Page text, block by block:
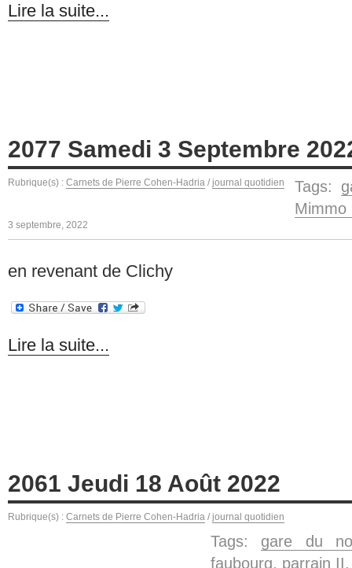
Lire la suite...
2077 Samedi 3 Septembre
Rubrique(s) : Carnets de Pierre Cohen-Hadria / journal quotidien Tags:
Mimmo
3 septembre, 2022
en revenant de Clichy
Lire la suite...
2061 Jeudi 18 Août 2022
Rubrique(s) : Carnets de Pierre Cohen-Hadria / journal quotidien
Tags: gare du
faubourg, parrain II